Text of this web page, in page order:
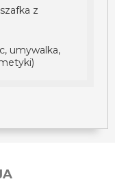
z
umywalka,